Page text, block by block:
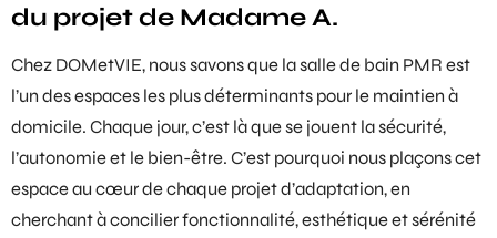
du projet de Madame A.
Chez DOMetVIE, nous savons que lasalle de bain PMR est
l’un des espaces les plus déterminants pour le maintien à
domicile. Chaque jour, c’est là que se jouent la sécurité,
l’autonomie et le bien-être. C’est pourquoi nous plaçons cet
espace au cœur de chaque projet d’adaptation, en
cherchant à concilier fonctionnalité, esthétique et sérénité